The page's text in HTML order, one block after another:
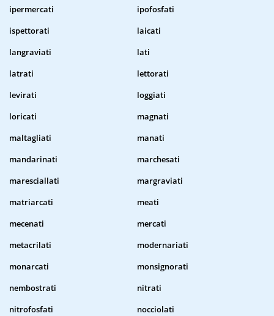
ipermercati
ipofosfati
ispettorati
laicati
langraviati
lati
latrati
lettorati
levirati
loggiati
loricati
magnati
maltagliati
manati
mandarinati
marchesati
maresciallati
margraviati
matriarcati
meati
mecenati
mercati
metacrilati
modernariati
monarcati
monsignorati
nembostrati
nitrati
nitrofosfati
nocciolati